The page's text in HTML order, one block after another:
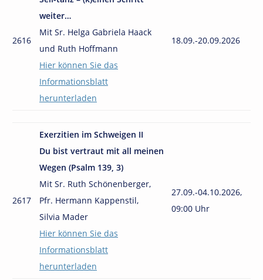
2616
weiter…
Mit Sr. Helga Gabriela Haack
und Ruth Hoffmann
Hier können Sie das
Informationsblatt
herunterladen
18.09.-20.09.2026
2617
Exerzitien im Schweigen II
Du bist vertraut mit all meinen
Wegen (Psalm 139, 3)
Mit Sr. Ruth Schönenberger,
Pfr. Hermann Kappenstil,
Silvia Mader
Hier können Sie das
Informationsblatt
herunterladen
27.09.-04.10.2026,
09:00 Uhr